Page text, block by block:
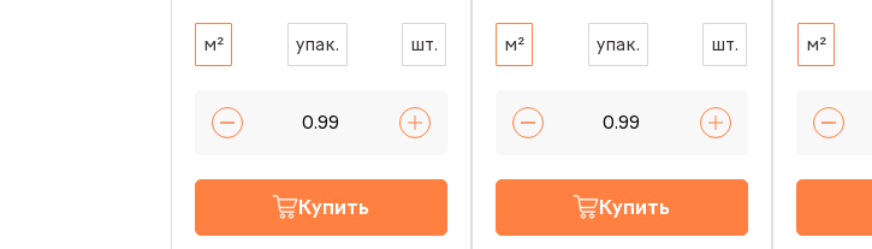
м² упак. шт.
Купить
м² упак. шт.
Купить
м²